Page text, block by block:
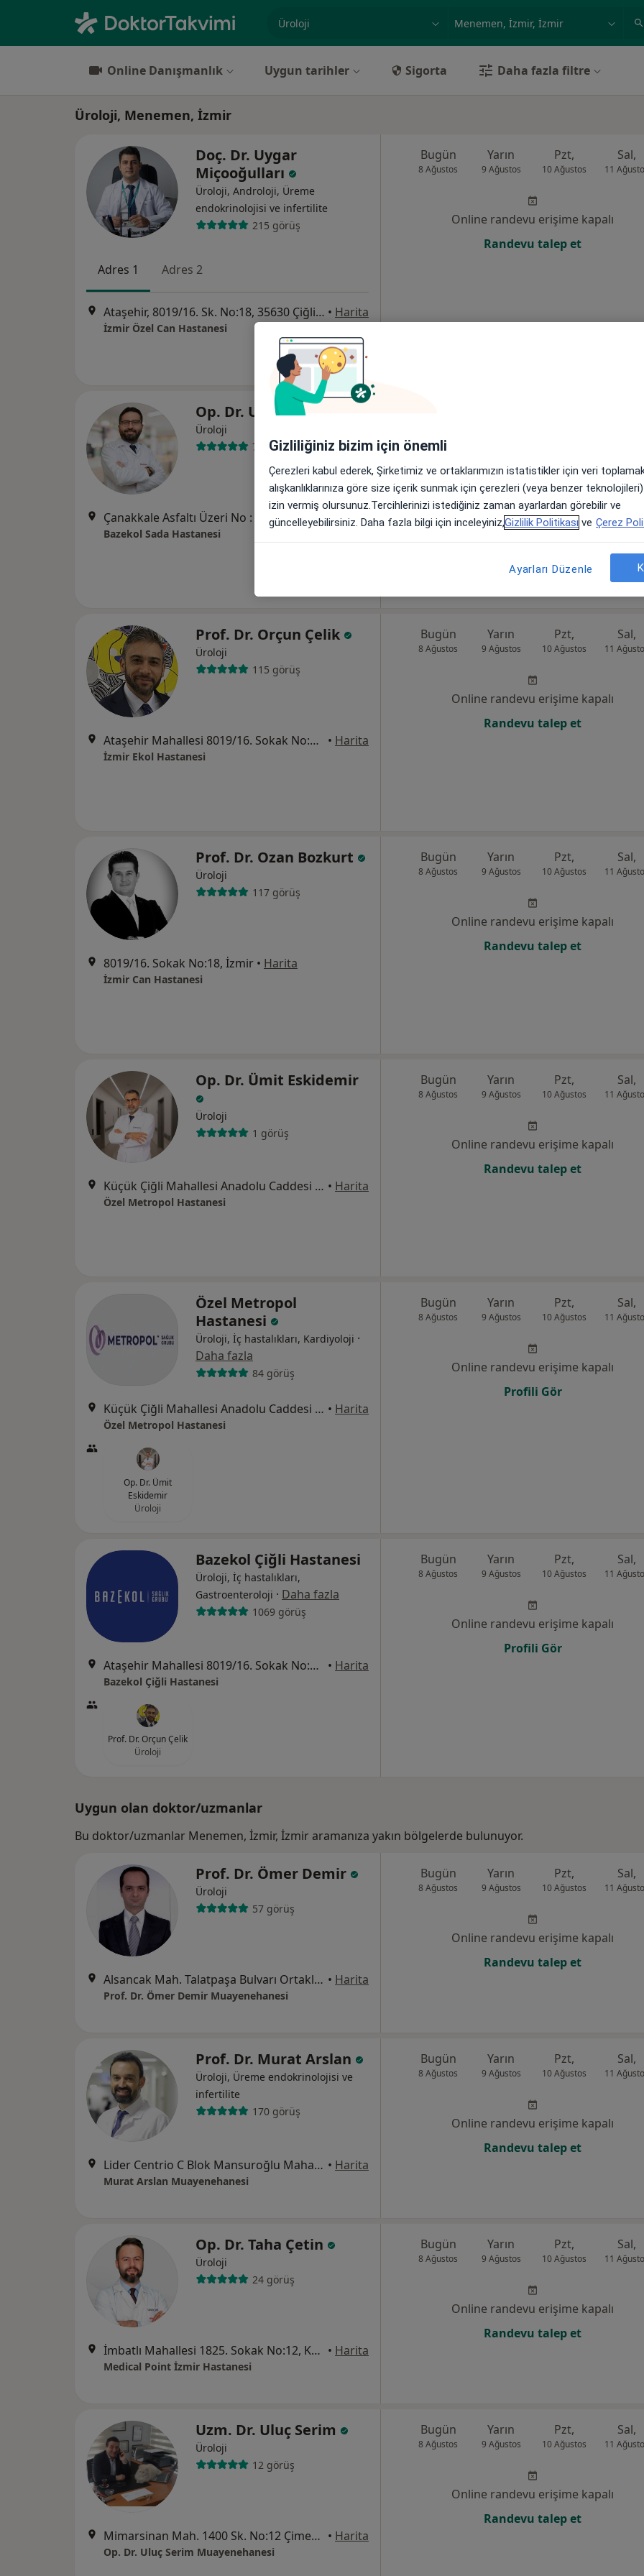
Uzmanlık, ilgi alanı ve hastalık, isimörnek: İstanbul
Online Danışmanlık Uygun tarihler Sigorta Daha fazla filtre
Üroloji, Menemen, İzmir
Doç. Dr. Uygar
Miçooğulları
Üroloji, Androloji, Üreme
endokrinolojisi ve i̇nfertilite
215 görüş
Adres 1 Adres 2
Ataşehir, 8019/16. Sk. No:18, 35630 Çiğli/İzmir, İzmir • Harita
İzmir Özel Can Hastanesi
Bugün
8 Ağustos
Yarın
9 Ağustos
Pzt,
10 Ağustos
Sal,
11
Online randevu erişime kapalı
Randevu talep et
Op. Dr. Utku Özen
Üroloji
76 görüş
Çanakkale Asfaltı Üzeri No : 2/1 Menemen, İzmir •Harita
Bazekol Sada Hastanesi
Online randevu erişime kapalı
Randevu talep et
Prof. Dr. Orçun Çelik
Üroloji
115 görüş
Ataşehir Mahallesi 8019/16. Sokak No:4, Çiğli • Harita
İzmir Ekol Hastanesi
Bugün
8 Ağustos
Yarın
9 Ağustos
Pzt,
10 Ağustos
Sal,
11
Online randevu erişime kapalı
Randevu talep et
Prof. Dr. Ozan Bozkurt
Üroloji
117 görüş
8019/16. Sokak No:18, İzmir • Harita
İzmir Can Hastanesi
Bugün
8 Ağustos
Yarın
9 Ağustos
Pzt,
10 Ağustos
Sal,
11
Online randevu erişime kapalı
Randevu talep et
Op. Dr. Ümit Eskidemir
Üroloji
1 görüş
Küçük Çiğli Mahallesi Anadolu Caddesi No:1169, Çiğli • Harita
Özel Metropol Hastanesi
Bugün
8 Ağustos
Yarın
9 Ağustos
Pzt,
10 Ağustos
Sal,
11
Online randevu erişime kapalı
Randevu talep et
Özel Metropol
Hastanesi
Üroloji, İç hastalıkları, Kardiyoloji ·
Daha fazla
84 görüş
Küçük Çiğli Mahallesi Anadolu Caddesi No:1169, Çiğli • Harita
Özel Metropol Hastanesi
Op. Dr. Ümit
Eskidemir
Üroloji
Bugün
8 Ağustos
Yarın
9 Ağustos
Pzt,
10 Ağustos
Sal,
11
Online randevu erişime kapalı
Profili Gör
Bazekol Çiğli Hastanesi
Üroloji, İç hastalıkları,
Gastroenteroloji · Daha fazla
1069 görüş
Ataşehir Mahallesi 8019/16. Sokak No:4, Çiğli • Harita
Bazekol Çiğli Hastanesi
Prof. Dr. Orçun Çelik
Üroloji
Bugün
8 Ağustos
Yarın
9 Ağustos
Pzt,
10 Ağustos
Sal,
11
Online randevu erişime kapalı
Profili Gör
Uygun olan doktor/uzmanlar
Bu doktor/uzmanlar Menemen, İzmir, İzmir aramanıza yakın bölgelerde bulunuyor.
Prof. Dr. Ömer Demir
Üroloji
57 görüş
Alsancak Mah. Talatpaşa Bulvarı Ortaklar Apt. No:45 K:2 D:3, İzmir • Harita
Prof. Dr. Ömer Demir Muayenehanesi
Bugün
8 Ağustos
Yarın
9 Ağustos
Pzt,
10 Ağustos
Sal,
11
Online randevu erişime kapalı
Randevu talep et
Prof. Dr. Murat Arslan
Üroloji, Üreme endokrinolojisi ve
i̇nfertilite
170 görüş
Lider Centrio C Blok Mansuroğlu Mahallesi 1593 / 1 Sokak No : 6 Kat : 1 Daire : 3, İzmir • Harita
Murat Arslan Muayenehanesi
Bugün
8 Ağustos
Yarın
9 Ağustos
Pzt,
10 Ağustos
Sal,
11
Online randevu erişime kapalı
Randevu talep et
Op. Dr. Taha Çetin
Üroloji
24 görüş
İmbatlı Mahallesi 1825. Sokak No:12, Karşıyaka • Harita
Medical Point İzmir Hastanesi
Bugün
8 Ağustos
Yarın
9 Ağustos
Pzt,
10 Ağustos
Sal,
11
Online randevu erişime kapalı
Randevu talep et
Uzm. Dr. Uluç Serim
Üroloji
12 görüş
Mimarsinan Mah. 1400 Sk. No:12 Çimen Apt. Kat:1 D:3 Alsancak, İzmir • Harita
Op. Dr. Uluç Serim Muayenehanesi
Bugün
8 Ağustos
Yarın
9 Ağustos
Pzt,
10 Ağustos
Sal,
11
Online randevu erişime kapalı
Randevu talep et
Gizliliğiniz bizim için önemli
Çerezleri kabul ederek, Şirketimiz ve ortaklarımızın istatistikler için veri
alışkanlıklarınıza göre size içerik sunmak için çerezleri (veya benzer
izin vermiş olursunuz.Tercihlerinizi istediğiniz zaman ayarlardan görebilir ve
güncelleyebilirsiniz. Daha fazla bilgi için inceleyiniz,Gizlilik Politikası ve Çerez
Ayarları Düzenle